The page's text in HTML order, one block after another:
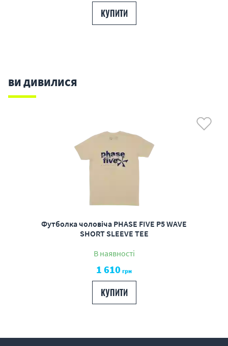
КУПИТИ
ВИ ДИВИЛИСЯ
Футболка чоловіча PHASE FIVE P5 WAVE
SHORT SLEEVE TEE
В наявності
1 610 грн
КУПИТИ